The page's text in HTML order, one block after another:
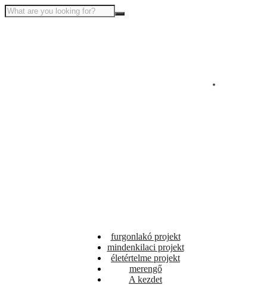
furgonlakó projekt
mindenkilaci projekt
életértelme projekt
merengő
A kezdet